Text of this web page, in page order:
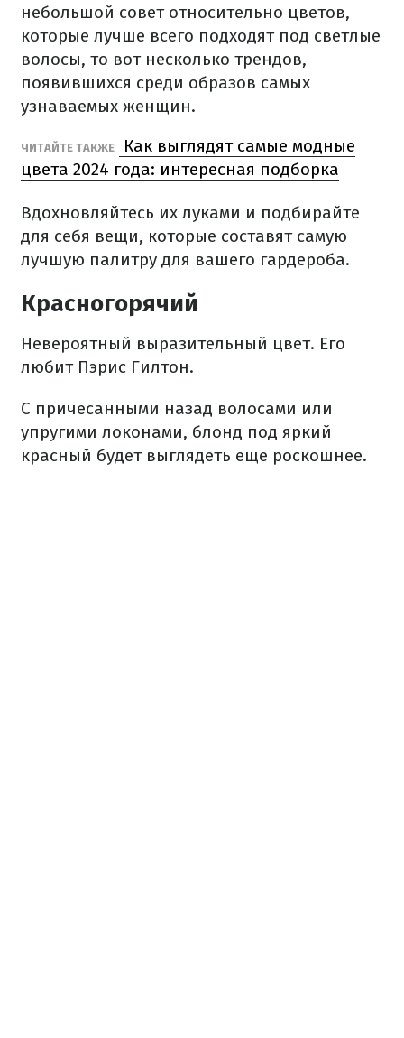
небольшой совет относительно цветов,
которые лучше всего подходят под светлые
волосы, то вот несколько трендов,
появившихся среди образов самых
узнаваемых женщин.
ЧИТАЙТЕ ТАКЖЕ
Как выглядят самые модные
цвета 2024 года: интересная подборка
Вдохновляйтесь их луками и подбирайте
для себя вещи, которые составят самую
лучшую палитру для вашего гардероба.
Красногорячий
Невероятный выразительный цвет. Его
любит Пэрис Гилтон.
С причесанными назад волосами или
упругими локонами, блонд под яркий
красный будет выглядеть еще роскошнее.